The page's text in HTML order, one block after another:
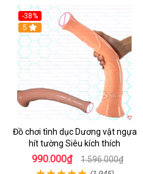
-38%
Hot
5
Đồ chơi tình dục Dương vật ngựa
hít tường Siêu kích thích
990.000₫ 1.596.000₫